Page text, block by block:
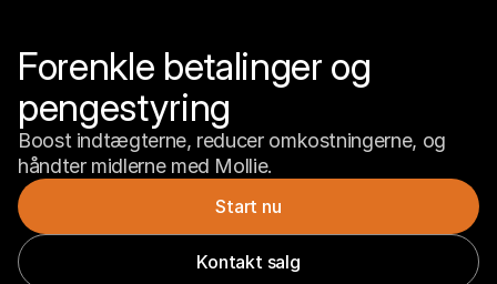
Forenkle betalinger og
pengestyring
Boost indtægterne, reducer omkostningerne, og
håndter midlerne med Mollie.
Start nu
Kontakt salg